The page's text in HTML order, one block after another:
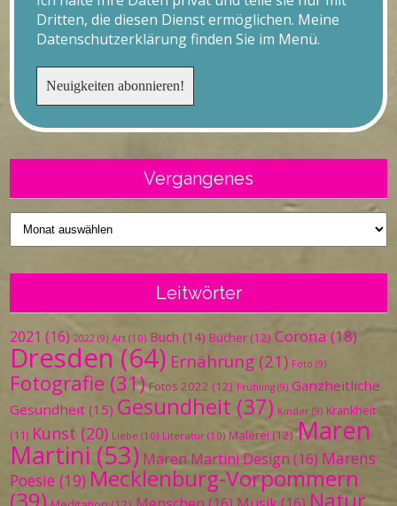
Dritten, die diesen Dienst ermöglichen. Meine
Datenschutzerklärung finden Sie im Menü.
Vergangenes
Vergangenes
Leitwörter
2021 (16) 2022 (9) Art (10) Buch (14) Bücher (12) Corona (18)
Dresden (64) Ernährung (21) Foto (9)
Fotografie (31) Fotos 2022 (12) Frühling (9) Ganzheitliche
Gesundheit (15) Gesundheit (37) Kinder (9) Krankheit
(11) Kunst (20) Liebe (10) Literatur (10) Malerei (12) Maren
Martini (53) Maren Martini Design (16) Marens
Poesie (19) Mecklenburg-Vorpommern